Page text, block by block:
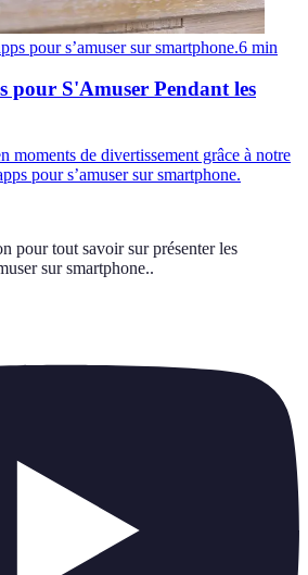
pour s’amuser sur smartphone.6 min
pour S'Amuser Pendant les
moments de divertissement grâce à notre
pour s’amuser sur smartphone.
pour tout savoir sur présenter les
sur smartphone..